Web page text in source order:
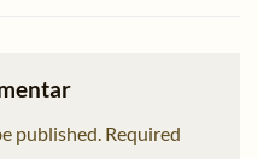
published. Required